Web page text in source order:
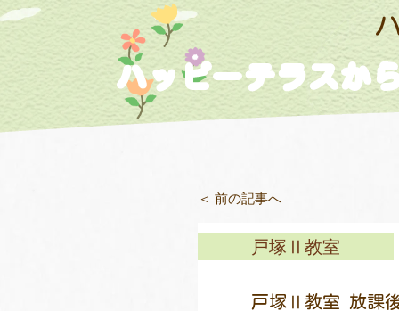
ハッピーテラスか
＜ 前の記事へ
戸塚Ⅱ教室
戸塚Ⅱ教室 放課